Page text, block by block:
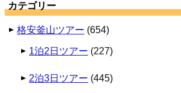
カテゴリー
格安釜山ツアー (654)
1泊2日ツアー (227)
2泊3日ツアー (445)